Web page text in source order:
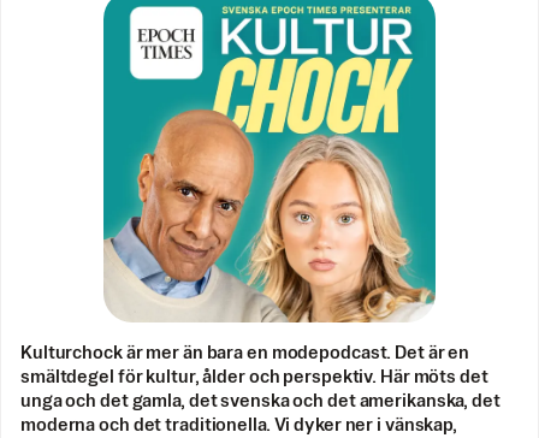
Kulturchock är mer än bara en modepodcast. Det är en
smältdegel för kultur, ålder och perspektiv. Här möts det
unga och det gamla, det svenska och det amerikanska, det
moderna och det traditionella. Vi dyker ner i vänskap,